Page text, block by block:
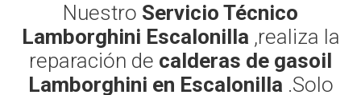
Nuestro Servicio Técnico
Lamborghini Escalonilla ,realiza la
reparación de calderas de gasoil
Lamborghini en Escalonilla .Solo